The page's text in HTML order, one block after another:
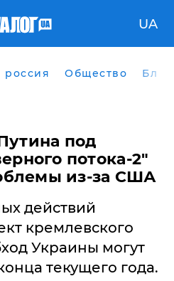
UA
россия Общество
под
потока-2"
из-за США
действий
кремлевского
Украины могут
текущего года.